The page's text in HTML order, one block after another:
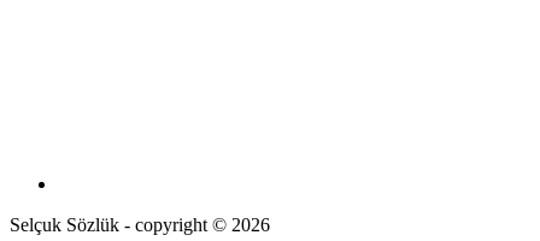
Selçuk Sözlük - copyright © 2026